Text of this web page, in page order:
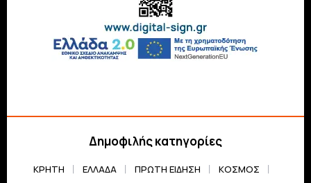
Δημοφιλής κατηγορίες
ΚΡΗΤΗ ΕΛΛΆΔΑ ΠΡΏΤΗ ΕΊΔΗΣΗ
ΚΌΣΜΟΣ